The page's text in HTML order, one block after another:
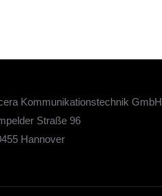
Kommunikationstechnik GmbH
Straße 96
Hannover